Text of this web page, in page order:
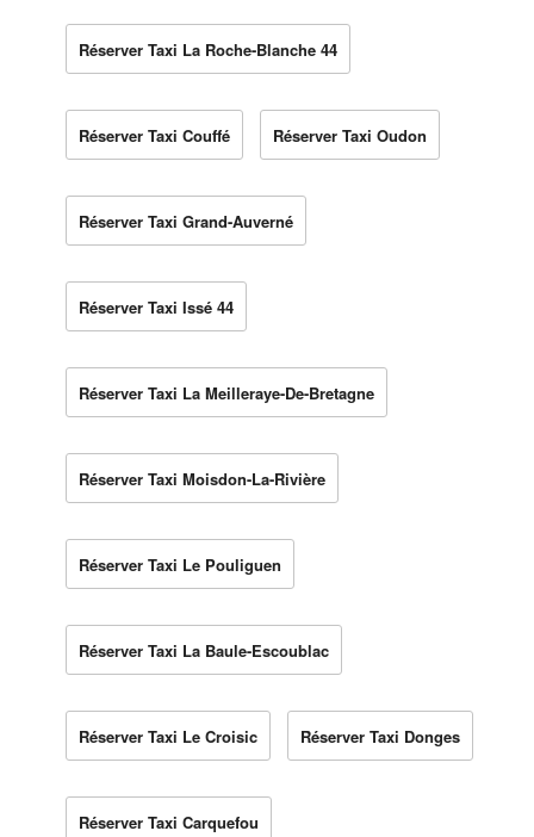
Réserver Taxi La Roche-Blanche 44
Réserver Taxi Couffé Réserver Taxi Oudon
Réserver Taxi Grand-Auverné
Réserver Taxi Issé 44
Réserver Taxi La Meilleraye-De-Bretagne
Réserver Taxi Moisdon-La-Rivière
Réserver Taxi Le Pouliguen
Réserver Taxi La Baule-Escoublac
Réserver Taxi Le Croisic Réserver Taxi Donges
Réserver Taxi Carquefou